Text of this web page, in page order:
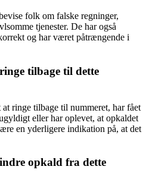
folk om falske regninger,
tjenester. De har også
og har været påtrængende i
tilbage til dette
ringe tilbage til nummeret, har fået
eller har oplevet, at opkaldet
en yderligere indikation på, at det
opkald fra dette